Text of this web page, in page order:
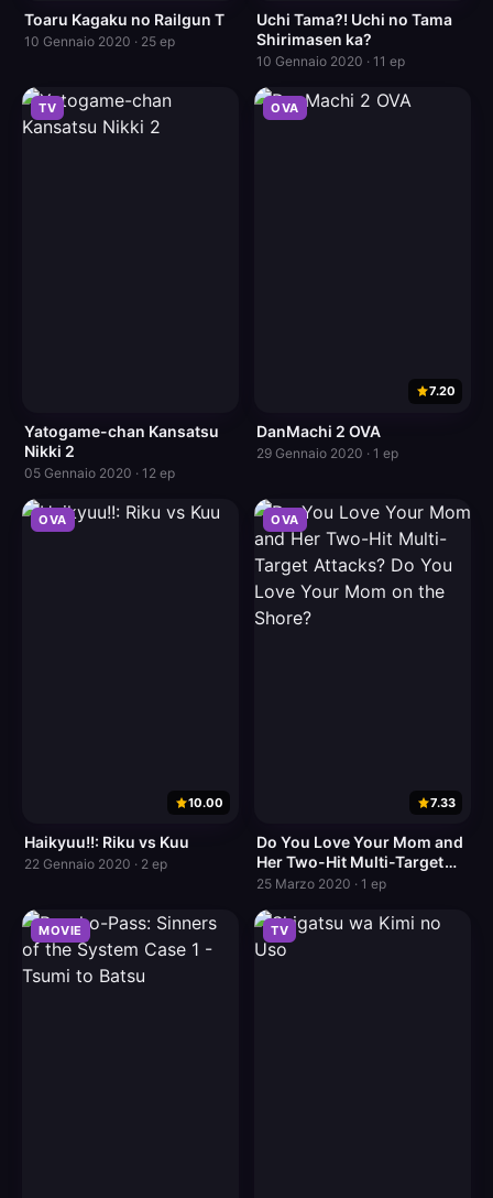
Toaru Kagaku no Railgun T
10 Gennaio 2020 · 25 ep
Uchi Tama?! Uchi no Tama
Shirimasen ka?
10 Gennaio 2020 · 11 ep
TV
Yatogame-chan Kansatsu
Nikki 2
05 Gennaio 2020 · 12 ep
OVA
7.20
DanMachi 2 OVA
29 Gennaio 2020 · 1 ep
OVA
10.00
Haikyuu!!: Riku vs Kuu
22 Gennaio 2020 · 2 ep
OVA
7.33
Do You Love Your Mom and
Her Two-Hit Multi-Target
Attacks? Do You Love Your
25 Marzo 2020 · 1 ep
MOVIE TV